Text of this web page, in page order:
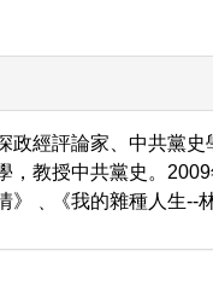
政經評論家、中共黨
，教授中共黨史。
》﹑《我的雜種人生--